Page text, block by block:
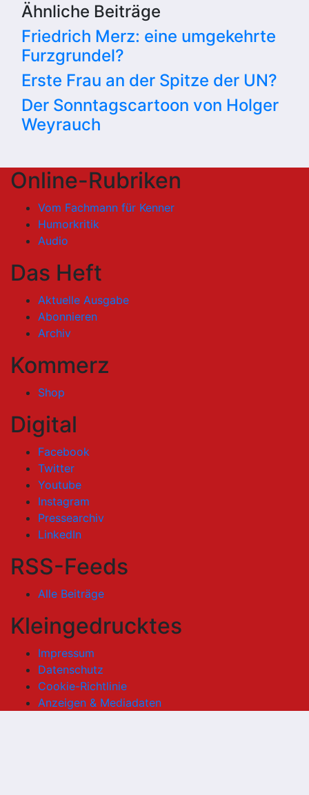
Ähnliche Beiträge
Friedrich Merz: eine umgekehrte
Furzgrundel?
Erste Frau an der Spitze der UN?
Der Sonntagscartoon von Holger
Weyrauch
Online-Rubriken
Vom Fachmann für Kenner
Humorkritik
Audio
Das Heft
Aktuelle Ausgabe
Abonnieren
Archiv
Kommerz
Shop
Digital
Facebook
Twitter
Youtube
Instagram
Pressearchiv
LinkedIn
RSS-Feeds
Alle Beiträge
Kleingedrucktes
Impressum
Datenschutz
Cookie-Richtlinie
Anzeigen & Mediadaten